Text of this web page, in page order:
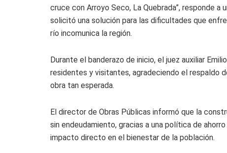
cruce con Arroyo Seco, La Quebrada”, responde
solicitó una solución para las dificultades que
río incomunica la región.
Durante el banderazo de inicio, el juez auxiliar
residentes y visitantes, agradeciendo el respaldo
obra tan esperada.
El director de Obras Públicas informó que la
sin endeudamiento, gracias a una política de
impacto directo en el bienestar de la población.